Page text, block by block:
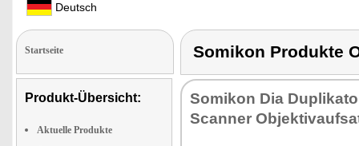
Deutsch
Startseite
Produkt-Übersicht:
Aktuelle Produkte
Somikon Produkte
So­mi­kon Dia
Scan­ner